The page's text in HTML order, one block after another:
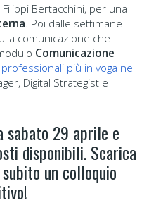
Bertacchini, per una
. Poi dalle settimane
comunicazione che
Comunicazione
più in voga nel
Digital Strategist e
sabato 29 aprile e
disponibili. Scarica
un colloquio